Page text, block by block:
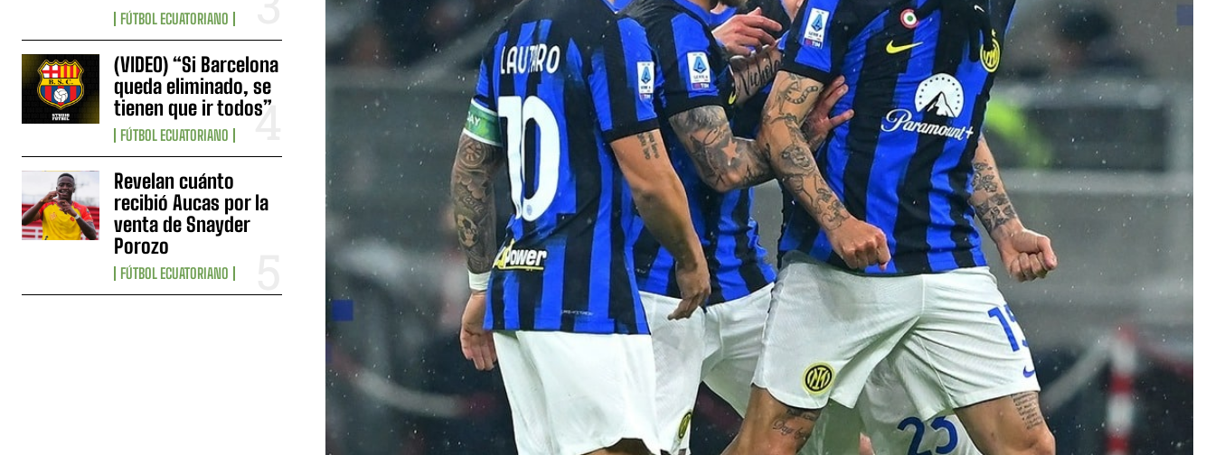
FÚTBOL ECUATORIANO
(VIDEO) “Si Barcelona
queda eliminado, se
tienen que ir todos”
FÚTBOL ECUATORIANO
Revelan cuánto
recibió Aucas por la
venta de Snayder
Porozo
FÚTBOL ECUATORIANO